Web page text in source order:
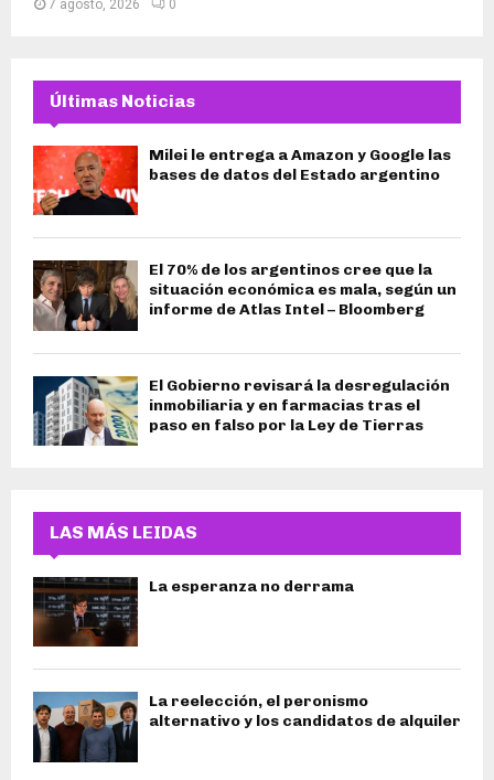
7 agosto, 2026 0
Últimas Noticias
Milei le entrega a Amazon y Google las
bases de datos del Estado argentino
El 70% de los argentinos cree que la
situación económica es mala, según un
informe de Atlas Intel – Bloomberg
El Gobierno revisará la desregulación
inmobiliaria y en farmacias tras el
paso en falso por la Ley de Tierras
LAS MÁS LEIDAS
La esperanza no derrama
La reelección, el peronismo
alternativo y los candidatos de alquiler